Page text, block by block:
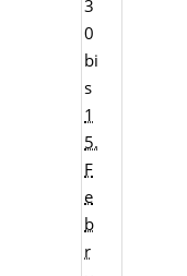
3
0
bi
s
1
5.
F
e
b
r